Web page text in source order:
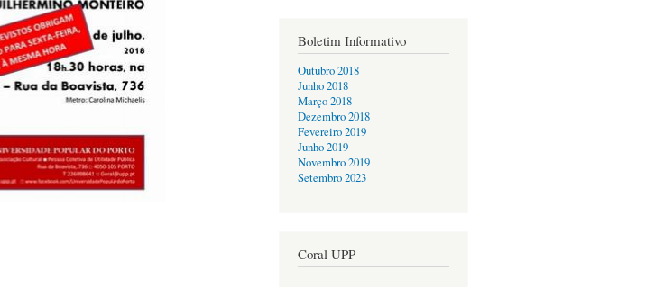
Boletim Informativo
Outubro 2018
Junho 2018
Março 2018
Dezembro 2018
Fevereiro 2019
Junho 2019
Novembro 2019
Setembro 2023
Coral UPP